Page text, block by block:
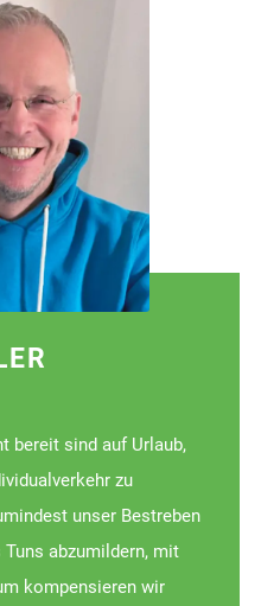
bereit sind auf Urlaub,
zu
unser Bestreben
abzumildern, mit
kompensieren wir